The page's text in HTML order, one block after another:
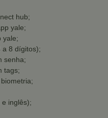
hub;
yale;
yale;
a 8 dígitos);
senha;
tags;
e inglês);